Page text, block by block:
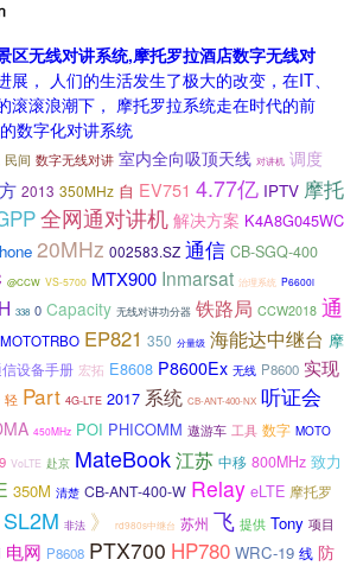
区无线对讲系统,摩托罗拉酒店数字无线对
， 人们的生活发生了极大的改变，在IT、
滚滚浪潮下， 摩托罗拉系统走在时代的前
数字化对讲系统
民间 数字无线对讲 室内全向吸顶天线 对讲机 调度
2013 350MHz 自 EV751 4.77亿 IPTV 摩托
全网通对讲机 解决方案 K4A8G045WC
20MHz 002583.SZ 通信 CB-SGQ-400
@CCW VS-5700 MTX900 Inmarsat 治理系统 P6600i
338 0 Capacity 无线对讲功分器 铁路局 CCW2018 通
MOTOTRBO EP821 350 分量级 海能达中继台 摩
设备手册 宏拓 E8608 P8600Ex 无线 P8600 实现
轻 Part 4G-LTE 2017 系统 CB-ANT-400-NX 听证会
450MHz POI PHICOMM 遨游车 工具 数字 MOTO
VoLTE 赴京 MateBook江苏 中移 800MHz 致力
350M 清楚 CB-ANT-400-W Relay eLTE 摩托罗
SL2M 非法 》 rd980s中继台 苏州 飞 提供 Tony 项目
电网 P8608 PTX700 HP780 WRC-19 线 防